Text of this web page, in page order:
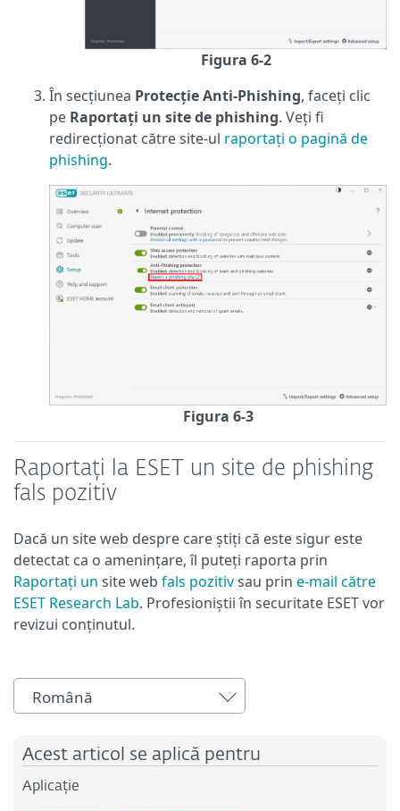
Figura 6-2
În secțiunea Protecție Anti-Phishing, faceți clic
pe Raportați un site de phishing. Veți fi
redirecționat către site-ul raportați o pagină de
phishing.
Figura 6-3
Raportați la ESET un site de phishing
fals pozitiv
Dacă un site web despre care știți că este sigur este
detectat ca o amenințare, îl puteți raporta prin
Raportați un site web fals pozitivsau prin e-mail către
ESET Research Lab. Profesioniștii în securitate ESET vor
revizui conținutul.
Română
Acest articol se aplică pentru
Aplicație